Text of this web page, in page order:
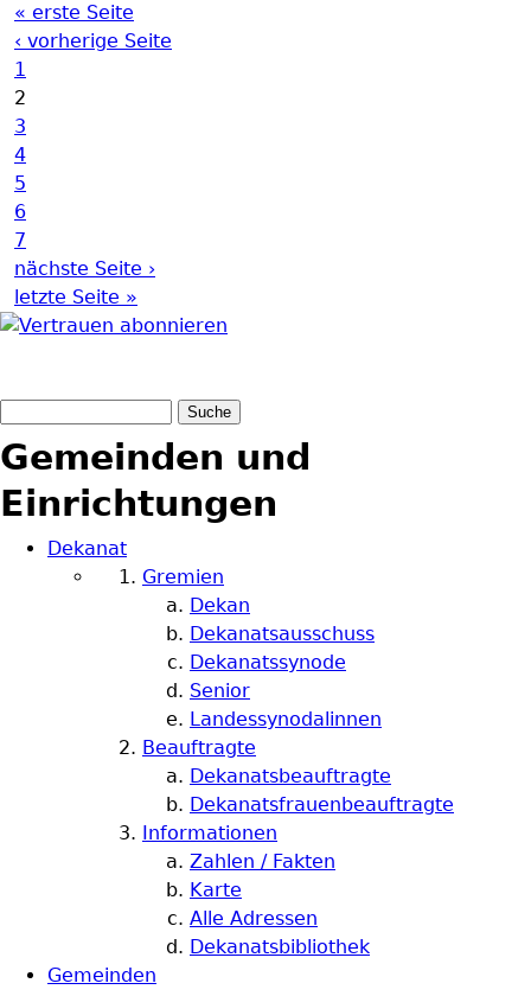
Seiten
« erste Seite
‹ vorherige Seite
1
2
3
4
5
6
7
nächste Seite ›
letzte Seite »
Suchformular
Gemeinden und
Einrichtungen
Dekanat
Gremien
Dekan
Dekanatsausschuss
Dekanatssynode
Senior
Landessynodalinnen
Beauftragte
Dekanatsbeauftragte
Dekanatsfrauenbeauftragte
Informationen
Zahlen / Fakten
Karte
Alle Adressen
Dekanatsbibliothek
Gemeinden